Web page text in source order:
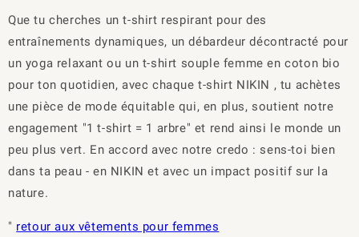
Que tu cherches un t-shirt respirant pour des
entraînements dynamiques, un débardeur décontracté pour
un yoga relaxant ou un t-shirt souple femme en coton bio
pour ton quotidien, avec chaque t-shirt NIKIN , tu achètes
une pièce de mode équitable qui, en plus, soutient notre
engagement "1 t-shirt = 1 arbre" et rend ainsi le monde un
peu plus vert. En accord avec notre credo : sens-toi bien
dans ta peau - en NIKIN et avec un impact positif sur la
nature.
" retour aux vêtements pour femmes